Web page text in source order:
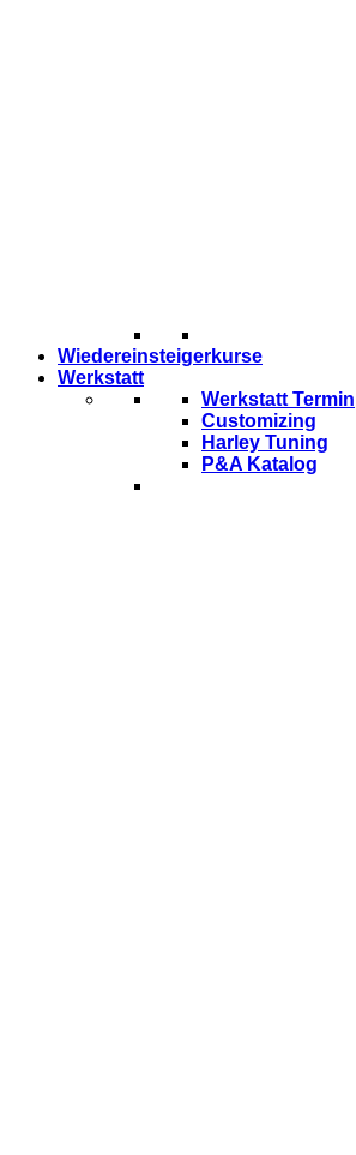
Wiedereinsteigerkurse
Werkstatt
Werkstatt Termin
Customizing
Harley Tuning
P&A Katalog